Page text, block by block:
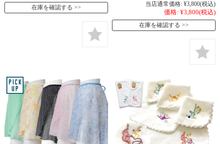
在庫を確認する
当店通常価格: ¥3,800(税込)
価格: ¥3,800(税込)
在庫を確認する